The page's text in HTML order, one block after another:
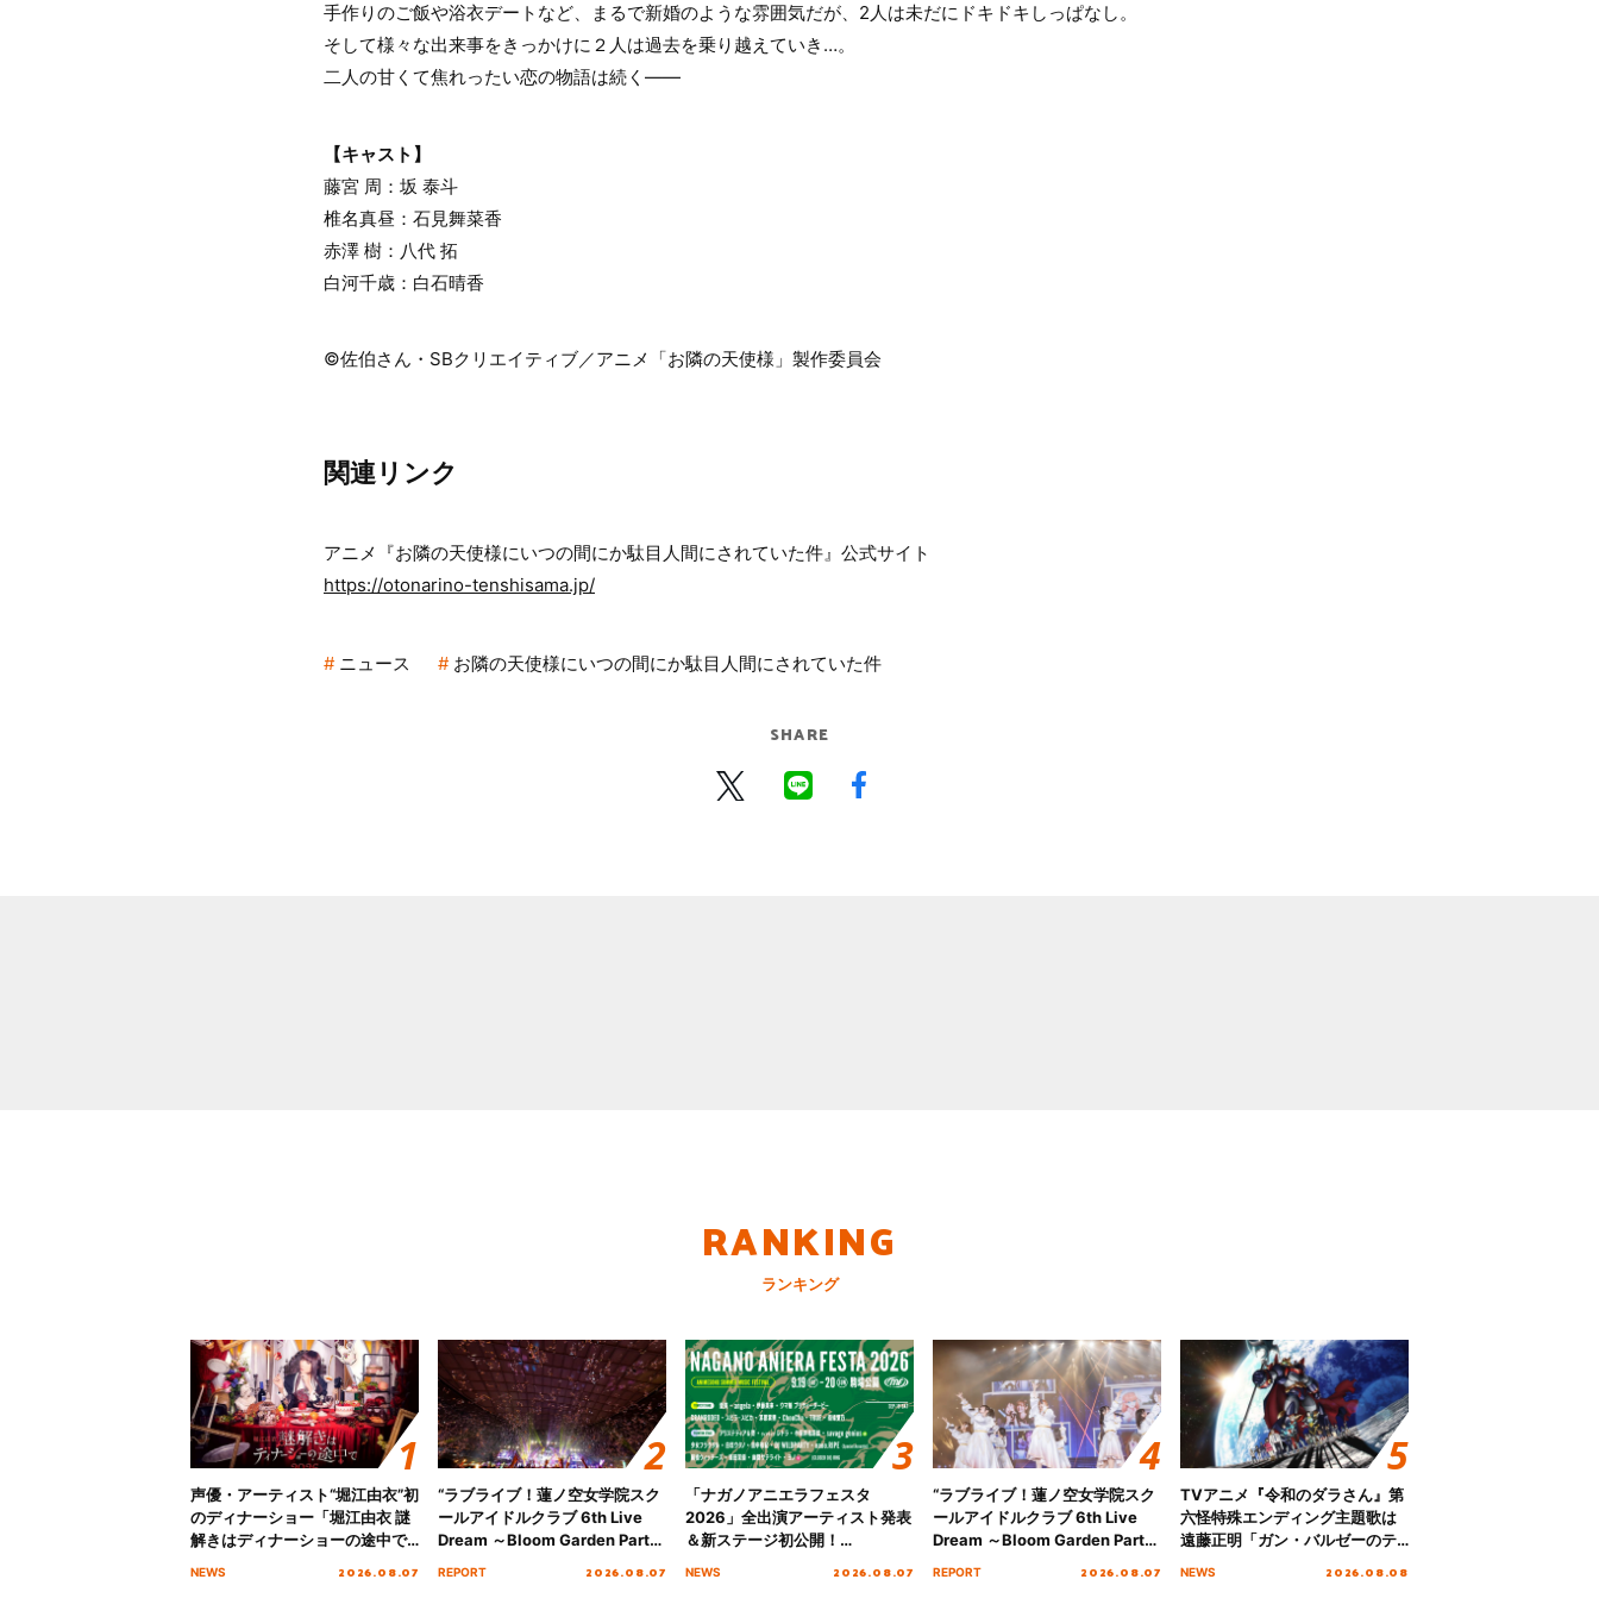
手作りのご飯や浴衣デートなど、まるで新婚のような雰囲気だが、2人は未だにドキドキしっぱなし。
そして様々な出来事をきっかけに２人は過去を乗り越えていき…。
二人の甘くて焦れったい恋の物語は続く――
【キャスト】
藤宮 周：坂 泰斗
椎名真昼：石見舞菜香
赤澤 樹：八代 拓
白河千歳：白石晴香
©佐伯さん・SBクリエイティブ／アニメ「お隣の天使様」製作委員会
関連リンク
アニメ『お隣の天使様にいつの間にか駄目人間にされていた件』公式サイト
https://otonarino-tenshisama.jp/
ニュース お隣の天使様にいつの間にか駄目人間にされていた件
SHARE
RANKING
ランキング
声優・アーティスト“堀江由衣”初
のディナーショー「堀江由衣 謎
解きはディナーショーの途中で
NEWS 2026.08.07
“ラブライブ！蓮ノ空女学院スク
ールアイドルクラブ 6th Live
Dream ～Bloom Garden Party
REPORT 2026.08.07
「ナガノアニエラフェスタ
2026」全出演アーティスト発表
＆新ステージ初公開！
初となる第3ステージの全貌が明
NEWS 2026.08.07
“ラブライブ！蓮ノ空女学院スク
ールアイドルクラブ 6th Live
Dream ～Bloom Garden Party
REPORT 2026.08.07
TVアニメ『令和のダラさん』第
六怪特殊エンディング主題歌は
遠藤正明「ガン・バルゼーのテ
NEWS 2026.08.08